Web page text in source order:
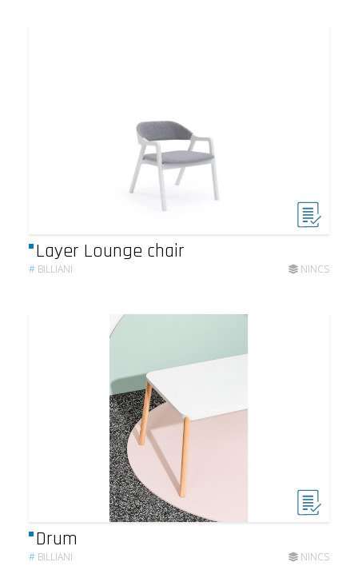
Layer Lounge chair
# BILLIANI NINCS
Drum
# BILLIANI NINCS